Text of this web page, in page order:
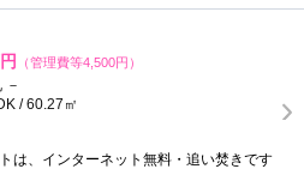
（管理費等4,500円）
－
/ 60.27㎡
は、インターネット無料・追い焚きです